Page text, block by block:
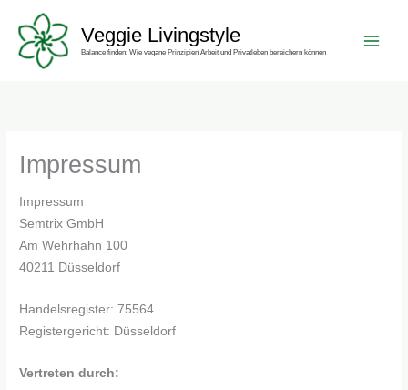
Inhalt
springen
Veggie Livingstyle
Balance finden: Wie vegane Prinzipien Arbeit und Privatleben bereichern können
Impressum
Impressum
Semtrix GmbH
Am Wehrhahn 100
40211 Düsseldorf
Handelsregister: 75564
Registergericht: Düsseldorf
Vertreten durch: